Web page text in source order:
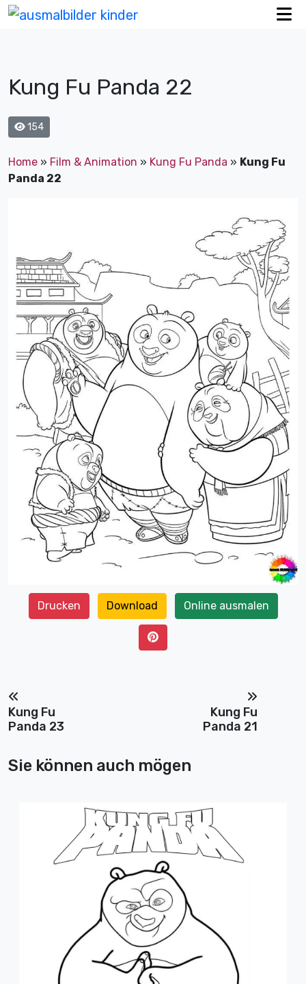
Kung Fu Panda 22
154
Home » Film & Animation » Kung Fu Panda » Kung Fu
Panda 22
Drucken Download Online ausmalen
Kung Fu
Panda 23
Kung Fu
Panda 21
Sie können auch mögen